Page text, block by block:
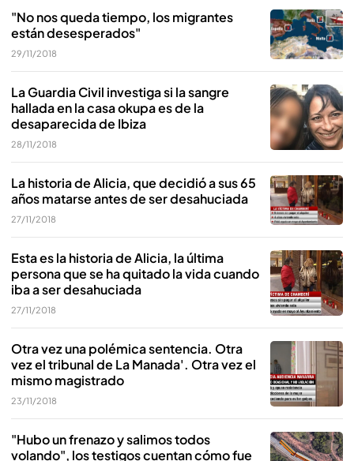
"No nos queda tiempo, los migrantes
están desesperados"
29/11/2018
La Guardia Civil investiga si la sangre
hallada en la casa okupa es de la
desaparecida de Ibiza
28/11/2018
La historia de Alicia, que decidió a sus 65
años matarse antes de ser desahuciada
27/11/2018
Esta es la historia de Alicia, la última
persona que se ha quitado la vida cuando
iba a ser desahuciada
27/11/2018
Otra vez una polémica sentencia. Otra
vez el tribunal de La Manada'. Otra vez el
mismo magistrado
23/11/2018
"Hubo un frenazo y salimos todos
volando", los testigos cuentan cómo fue